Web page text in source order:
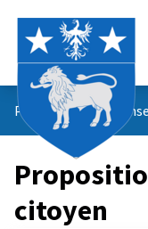
Propositions du
citoyen